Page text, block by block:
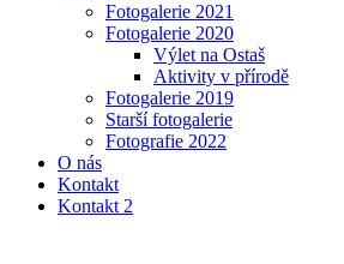
Fotogalerie 2021
Fotogalerie 2020
Výlet na Ostaš
Aktivity v přírodě
Fotogalerie 2019
Starší fotogalerie
Fotografie 2022
O nás
Kontakt
Kontakt 2